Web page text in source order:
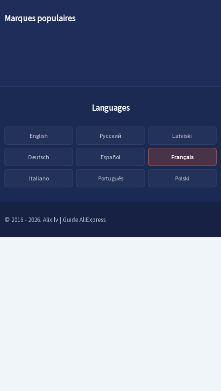
Marques populaires
Languages
English Русский Latviski
Deutsch Español Français
Italiano Português Polski
© 2016 - 2026. Alix.lv | Guide AliExpress